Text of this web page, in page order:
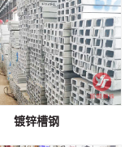
镀锌槽钢